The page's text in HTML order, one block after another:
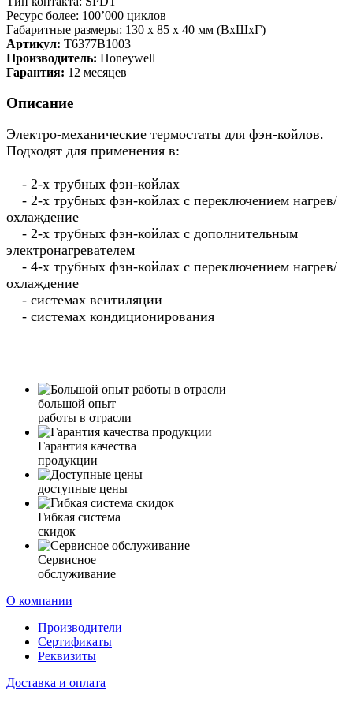
Ресурс более: 100’000 циклов
Габаритные размеры: 130 x 85 x 40 мм (ВхШхГ)
Артикул: T6377B1003
Производитель: Honeywell
Гарантия: 12 месяцев
Описание
Электро-механические термостаты для фэн-койлов.
Подходят для применения в:
- 2-х трубных фэн-койлах
- 2-х трубных фэн-койлах с переключением нагрев/
охлаждение
- 2-х трубных фэн-койлах с дополнительным
электронагревателем
- 4-х трубных фэн-койлах с переключением нагрев/
охлаждение
- системах вентиляции
- системах кондиционирования
большой опыт
работы в отрасли
Гарантия качества
продукции
доступные цены
Гибкая система
скидок
Сервисное
обслуживание
О компании
Производители
Сертификаты
Реквизиты
Доставка и оплата